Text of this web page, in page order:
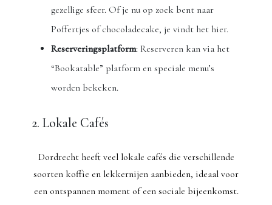
gezellige sfeer. Of je nu op zoek bent naar
Poffertjes of chocoladecake, je vindt het hier.
Reserveringsplatform: Reserveren kan via het
“Bookatable” platform en speciale menu’s
worden bekeken.
2. Lokale Cafés
Dordrecht heeft veel lokale cafés die verschillende
soorten koffie en lekkernijen aanbieden, ideaal voor
een ontspannen moment of een sociale bijeenkomst.